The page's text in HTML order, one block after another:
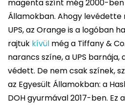
magenta színt még 2000-ben
Államokban. Ahogy levédette
UPS, az Orange is a logóban
rajtuk kívül még a Tiffany &
narancs színe, a UPS
védett. De nem csak színek,
az Egyesült Államokban: a
DOH gyurmával 2017-ben. Ez